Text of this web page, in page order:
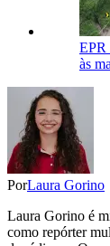
EPR
às
PorLaura Gorino
Laura Gorino é
como repórter